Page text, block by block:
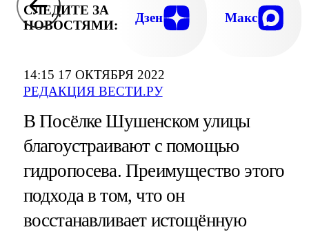
14:15 17 ОКТЯБРЯ 2022
РЕДАКЦИЯ ВЕСТИ.РУ
СЛЕДИТЕ ЗА
НОВОСТЯМИ:
Дзен Макс
В Посёлке Шушенском улицы
благоустраивают с помощью
гидропосева. Преимущество этого
подхода в том, что он
восстанавливает истощённую